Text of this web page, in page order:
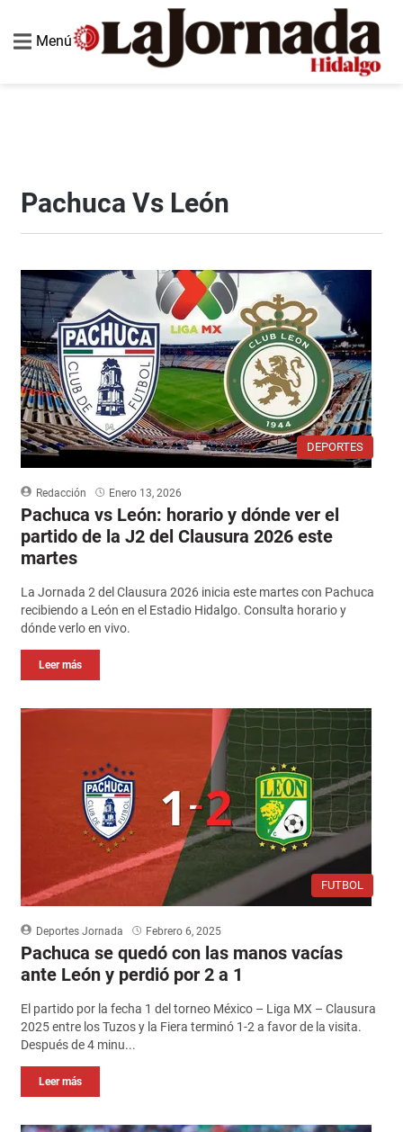
Menú
Pachuca Vs León
DEPORTES
Redacción Enero 13, 2026
Pachuca vs León: horario y dónde ver el
partido de la J2 del Clausura 2026 este
martes
La Jornada 2 del Clausura 2026 inicia este martes con Pachuca
recibiendo a León en el Estadio Hidalgo. Consulta horario y
dónde verlo en vivo.
Leer más
FUTBOL
Deportes Jornada Febrero 6, 2025
Pachuca se quedó con las manos vacías
ante León y perdió por 2 a 1
El partido por la fecha 1 del torneo México – Liga MX – Clausura
2025 entre los Tuzos y la Fiera terminó 1-2 a favor de la visita.
Después de 4 minu...
Leer más